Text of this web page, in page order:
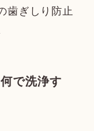
歯ぎしり防止
で洗浄す